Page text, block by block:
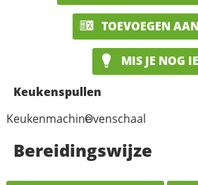
TOEVOEGEN
MIS JE NOG
Keukenspullen
KeukenmachineOvenschaal
Bereidingswijze